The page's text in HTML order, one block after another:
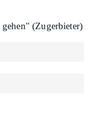
(Zugerbieter)